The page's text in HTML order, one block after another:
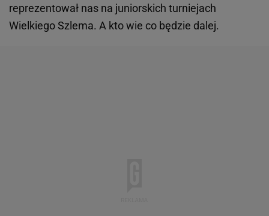
reprezentował nas na juniorskich turniejach
Wielkiego Szlema. A kto wie co będzie dalej.